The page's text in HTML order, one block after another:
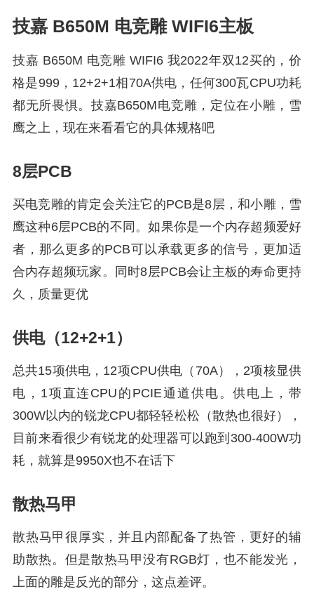
技嘉 B650M 电竞雕 WIFI6主板
技嘉 B650M 电竞雕 WIFI6 我2022年双12买的，价
格是999，12+2+1相70A供电，任何300瓦CPU功耗
都无所畏惧。技嘉B650M电竞雕，定位在小雕，雪
鹰之上，现在来看看它的具体规格吧
8层PCB
买电竞雕的肯定会关注它的PCB是8层，和小雕，雪
鹰这种6层PCB的不同。如果你是一个内存超频爱好
者，那么更多的PCB可以承载更多的信号，更加适
合内存超频玩家。同时8层PCB会让主板的寿命更持
久，质量更优
供电（12+2+1）
总共15项供电，12项CPU供电（70A），2项核显供
电，1项直连CPU的PCIE通道供电。供电上，带
300W以内的锐龙CPU都轻轻松松（散热也很好），
目前来看很少有锐龙的处理器可以跑到300-400W功
耗，就算是9950X也不在话下
散热马甲
散热马甲很厚实，并且内部配备了热管，更好的辅
助散热。但是散热马甲没有RGB灯，也不能发光，
上面的雕是反光的部分，这点差评。